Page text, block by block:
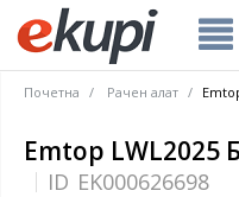
Почетна Рачен алат
Emtop LWL2025
ID EK000626698